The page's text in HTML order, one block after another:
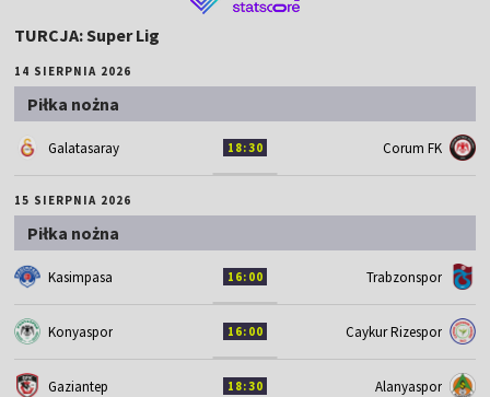
TURCJA: Super Lig
14 SIERPNIA 2026
Piłka nożna
Galatasaray 18:30 Corum FK
15 SIERPNIA 2026
Piłka nożna
Kasimpasa 16:00 Trabzonspor
Konyaspor 16:00 Caykur Rizespor
Gaziantep 18:30 Alanyaspor